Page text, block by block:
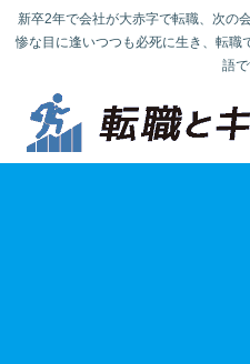
新卒2年で会社が大赤字で転職、次の
惨な目に逢いつつも必死に生き、転職
語で